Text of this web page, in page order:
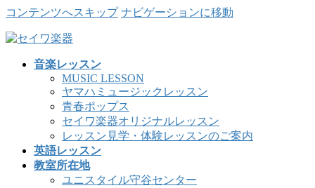
コンテンツへスキップ ナビゲーションに移動
音楽レッスン
MUSIC LESSON
ヤマハミュージックレッスン
青春ポップス
セイワ楽器オリジナルレッスン
レッスン見学・体験レッスンのご案内
英語レッスン
教室所在地
ユニスタイル守谷センター